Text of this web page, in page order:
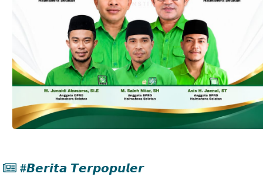
#𝘽𝙚𝙧𝙞𝙩𝙖 𝙏𝙚𝙧𝙥𝙤𝙥𝙪𝙡𝙚𝙧